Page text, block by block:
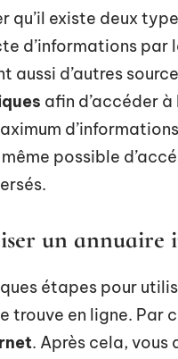
qu’il existe deux
d’informations par
aussi d’autres
afin d’accéder
possible
un annuaire
étapes pour
trouve en ligne. Par
. Après cela, vous